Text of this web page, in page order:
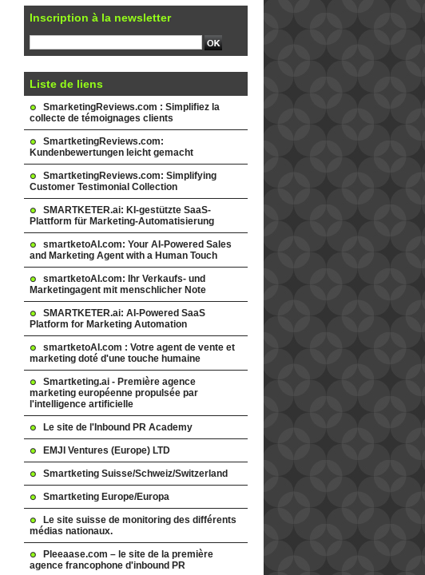
Inscription à la newsletter
Liste de liens
SmarketingReviews.com : Simplifiez la
collecte de témoignages clients
SmartketingReviews.com:
Kundenbewertungen leicht gemacht
SmartketingReviews.com: Simplifying
Customer Testimonial Collection
SMARTKETER.ai: KI-gestützte SaaS-
Plattform für Marketing-Automatisierung
smartketoAI.com: Your AI-Powered Sales
and Marketing Agent with a Human Touch
smartketoAI.com: Ihr Verkaufs- und
Marketingagent mit menschlicher Note
SMARTKETER.ai: AI-Powered SaaS
Platform for Marketing Automation
smartketoAI.com : Votre agent de vente et
marketing doté d'une touche humaine
Smartketing.ai - Première agence
marketing européenne propulsée par
l'intelligence artificielle
Le site de l'Inbound PR Academy
EMJI Ventures (Europe) LTD
Smartketing Suisse/Schweiz/Switzerland
Smartketing Europe/Europa
Le site suisse de monitoring des différents
médias nationaux.
Pleeaase.com – le site de la première
agence francophone d'inbound PR